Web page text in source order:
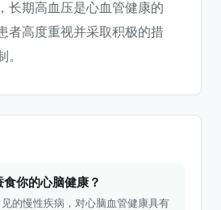
长期高血压是心血管健康的
者高度重视并采取积极的措
。
你的心脑健康？
的慢性疾病，对心脑血管健康具有